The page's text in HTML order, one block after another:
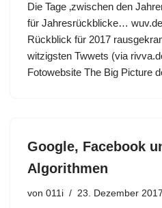
Die Tage ‚zwischen den
für Jahresrückblicke…
Rückblick für 2017
witzigsten Twwets (via
Fotowebsite The Big Picture
Google, Facebook
Algorithmen
von 011i 23. Dezember 2017